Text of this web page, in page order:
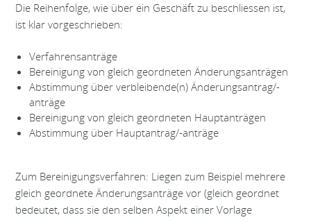
Die Reihenfolge, wie über ein Geschäft zu beschliessen ist,
ist klar vorgeschrieben:
Verfahrensanträge
Bereinigung von gleich geordneten Änderungsanträgen
Abstimmung über verbleibende(n) Änderungsantrag/-
anträge
Bereinigung von gleich geordneten Hauptanträgen
Abstimmung über Hauptantrag/-anträge
Zum Bereinigungsverfahren: Liegen zum Beispiel mehrere
gleich geordnete Änderungsan­träge vor (gleich geordnet
bedeutet, dass sie den selben Aspekt einer Vorlage